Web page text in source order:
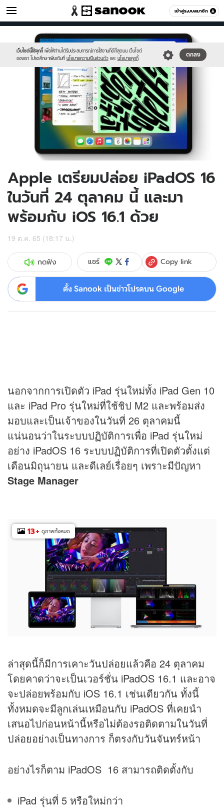
เข้าสู่ระบบสมาชิก
ไอที หมวดอื่นๆ
เว็บไซต์นี้ใช้คุกกี้ เพื่อให้ท่านได้รับประสบการณ์การใช้งานที่ดีที่สุดบน เว็บไซต์
ของเรา โปรดศึกษาเพิ่มเติมที่ นโยบายความเป็นส่วนตัว และ นโยบายคุกกี้
ตกลง
//s.isanook.com/sr/0/images/logo-
sanook.png
//s.isanook.com/hi/0/ud/313/1567373/ipados_16.jpg
Apple เตรียมปล่อย iPadOS 16
ในวันที่ 24 ตุลาคม นี้ และมา
พร้อมกับ iOS 16.1 ด้วย
19 ต.ค. 65 (18:17 น.)
กดฟัง แชร์ Copy link
ตั้ง Sanook เป็นข่าวโปรดบน Google
นอกจากการเปิดตัว iPad รุ่นใหม่ทั้ง iPad Gen 10
และ iPad Pro รุ่นใหม่ที่ใช้ชิป M2 และพร้อมส่ง
มอบและเป็นเจ้าของในวันที่ 26 ตุลาคมนี้
แน่นอนว่าในระบบปฏิบัติการเพื่อ iPad รุ่นใหม่
อย่าง iPadOS 16 ระบบปฏิบัติการที่เปิดตัวตั้งแต่
เดือนมิถุนายน และดีเลย์เรื่อยๆ เพราะมีปัญหา
Stage Manager
13+ ดูภาพทั้งหมด
ล่าสุดนี้ก็มีการเคาะวันปล่อยแล้วคือ 24 ตุลาคม
โดยคาดว่าจะเป็นเวอร์ชั่น iPadOS 16.1 และอาจ
จะปล่อยพร้อมกับ iOS 16.1 เช่นเดียวกัน ทั้งนี้
ทั้งหมดจะมีลูกเล่นเหมือนกับ iPadOS ที่เคยนำ
เสนอไปก่อนหน้านี้หรือไม่ต้องรอติดตามในวันที่
ปล่อยอย่างเป็นทางการ ก็ตรงกับวันจันทร์หน้า
อย่างไรก็ตาม iPadOS 16 สามารถติดตั้งกับ
iPad รุ่นที่ 5 หรือใหม่กว่า